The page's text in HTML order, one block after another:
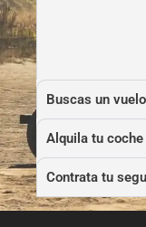
Buscas un
Alquila tu
Contrata tu